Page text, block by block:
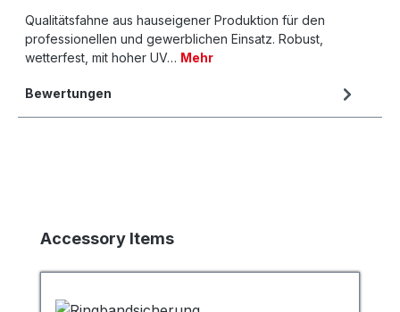
Qualitätsfahne aus hauseigener Produktion für den
professionellen und gewerblichen Einsatz. Robust,
wetterfest, mit hoher UV… Mehr
Bewertungen
Produktgalerie überspringen
Accessory Items